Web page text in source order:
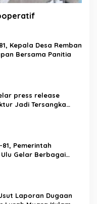
Kepala Desa Remban
Bersama Panitia
press release
Jadi Tersangka
Bus ALS dan
81, Pemerintah
Gelar Berbagai